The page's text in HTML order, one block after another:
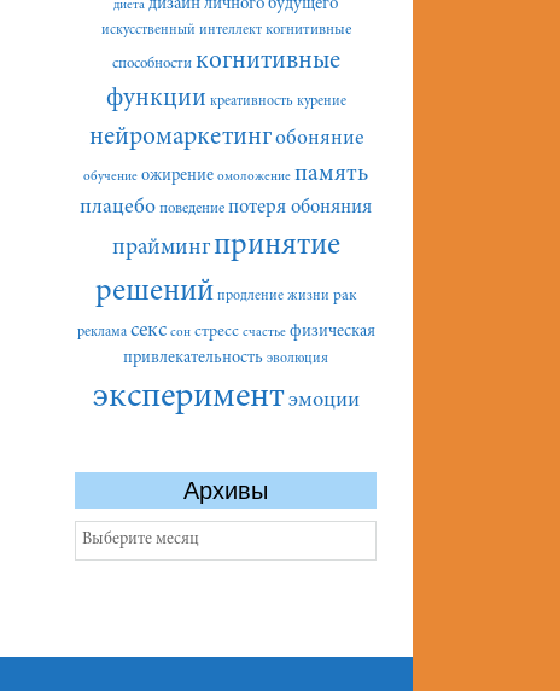
диета дизайн личного будущего
искусственный интеллект когнитивные
способности когнитивные
функции креативность курение
нейромаркетингобоняние
обучение ожирение омоложение память
плацебо поведение потеря обоняния
праймингпринятие
решений продление жизни рак
реклама секс сон стресс счастье физическая
привлекательность эволюция
экспериментэмоции
Архивы
Архивы